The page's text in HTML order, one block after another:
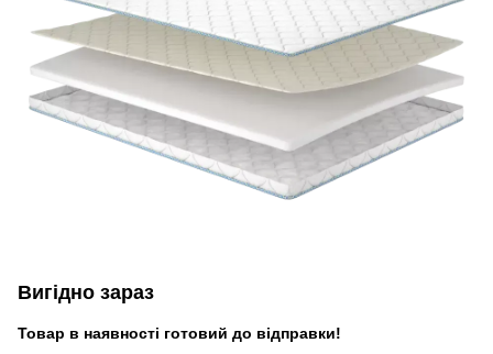
Вигідно зараз
Товар в наявності готовий до відправки!